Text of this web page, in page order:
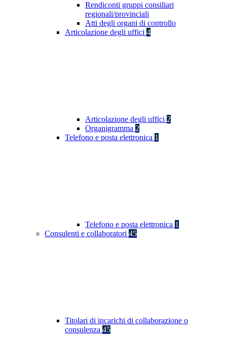
Rendiconti gruppi consiliari
regionali/provinciali
Atti degli organi di controllo
Articolazione degli uffici 4
Articolazione degli uffici 2
Organigramma 2
Telefono e posta elettronica 1
Telefono e posta elettronica 1
Consulenti e collaboratori 45
Titolari di incarichi di collaborazione o
consulenza 45